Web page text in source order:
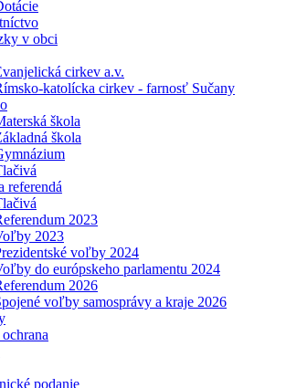
v obci
cirkev a.v.
katolícka cirkev - farnosť Sučany
škola
škola
referendá
2023
2023
voľby 2024
do európskeho parlamentu 2024
2026
voľby samosprávy a kraje 2026
podanie